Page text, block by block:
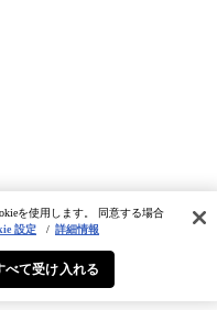
を使用します。 同意する場合
設定 / 詳細情報
べて受け入れる